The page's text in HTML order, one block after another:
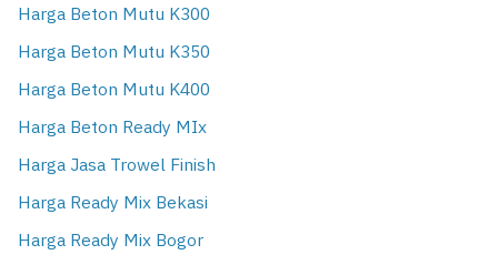
Harga Beton Mutu K300
Harga Beton Mutu K350
Harga Beton Mutu K400
Harga Beton Ready MIx
Harga Jasa Trowel Finish
Harga Ready Mix Bekasi
Harga Ready Mix Bogor